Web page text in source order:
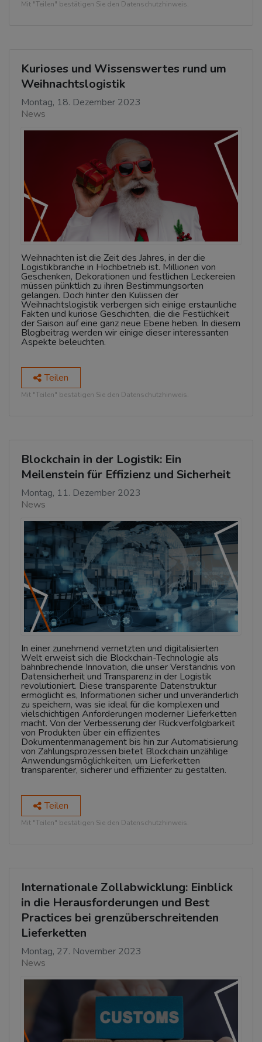
Mit "Teilen" bestätigen Sie den Datenschutzhinweis.
Kurioses und Wissenswertes rund um
Weihnachtslogistik
Montag, 18. Dezember 2023
News
Weihnachten ist die Zeit des Jahres, in der die
Logistikbranche in Hochbetrieb ist. Millionen von
Geschenken, Dekorationen und festlichen Leckereien
müssen pünktlich zu ihren Bestimmungsorten
gelangen. Doch hinter den Kulissen der
Weihnachtslogistik verbergen sich einige erstaunliche
Fakten und kuriose Geschichten, die die Festlichkeit
der Saison auf eine ganz neue Ebene heben. In diesem
Blogbeitrag werden wir einige dieser interessanten
Aspekte beleuchten.
Teilen
Mit "Teilen" bestätigen Sie den Datenschutzhinweis.
Blockchain in der Logistik: Ein
Meilenstein für Effizienz und Sicherheit
Montag, 11. Dezember 2023
News
In einer zunehmend vernetzten und digitalisierten
Welt erweist sich die Blockchain-Technologie als
bahnbrechende Innovation, die unser Verständnis von
Datensicherheit und Transparenz in der Logistik
revolutioniert. Diese transparente Datenstruktur
ermöglicht es, Informationen sicher und unveränderlich
zu speichern, was sie ideal für die komplexen und
vielschichtigen Anforderungen moderner Lieferketten
macht. Von der Verbesserung der Rückverfolgbarkeit
von Produkten über ein effizientes
Dokumentenmanagement bis hin zur Automatisierung
von Zahlungsprozessen bietet Blockchain unzählige
Anwendungsmöglichkeiten, um Lieferketten
transparenter, sicherer und effizienter zu gestalten.
Teilen
Mit "Teilen" bestätigen Sie den Datenschutzhinweis.
Internationale Zollabwicklung: Einblick
in die Herausforderungen und Best
Practices bei grenzüberschreitenden
Lieferketten
Montag, 27. November 2023
News